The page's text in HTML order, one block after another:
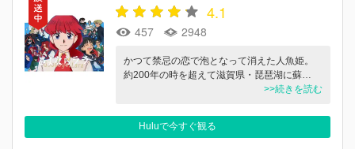
4.1
457 2948
かつて禁忌の恋で泡となって消えた人魚姫。
約200年の時を超えて滋賀県・琵琶湖に蘇…
>>続きを読む
Huluで今すぐ観る